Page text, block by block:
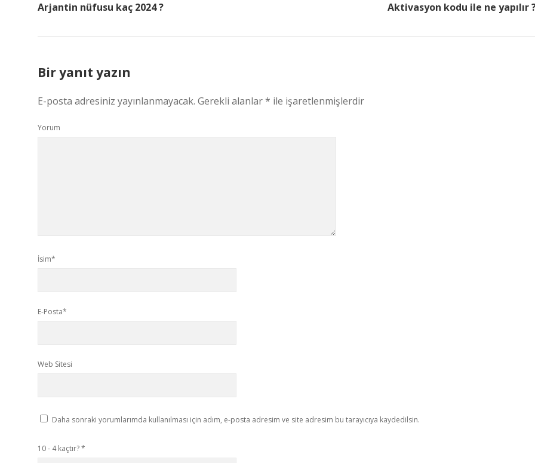
Arjantin nüfusu kaç 2024 ? Aktivasyon kodu ile ne yapılır
Bir yanıt yazın
E-posta adresiniz yayınlanmayacak. Gerekli alanlar* ile işaretlenmişlerdir
Yorum
İsim*
E-Posta*
Web Sitesi
Daha sonraki yorumlarımda kullanılması için adım, e-posta adresim ve site adresim bu tarayıcıya kaydedilsin.
10 - 4 kaçtır?*